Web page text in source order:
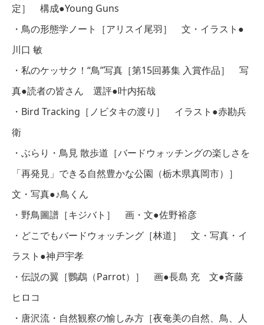
定］ 構成●Young Guns
・鳥の形態学ノート［アリスイ尾羽］ 文・イラスト●
川口 敏
・私のケッサク！“鳥”写真［第15回募集 入賞作品］ 写
真●読者の皆さん 選評●叶内拓哉
・Bird Tracking［ノビタキの渡り］ イラスト●赤勘兵
衛
・ぶらり・鳥見 散歩道［バードウォッチングの楽しさを
「再発見」できる自然豊かな公園（栃木県真岡市）］
文・写真●♪鳥くん
・野鳥圖譜［キジバト］ 画・文●佐野裕彦
・どこでもバードウォッチング［林道］ 文・写真・イ
ラスト●神戸宇孝
・伝説の翼［鸚鵡（Parrot）］ 画●長島 充 文●斉藤
ヒロコ
・唐沢流・自然観察の愉しみ方［夜奄美の自然、鳥、人